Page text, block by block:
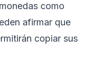
como
afirmar que
copiar sus